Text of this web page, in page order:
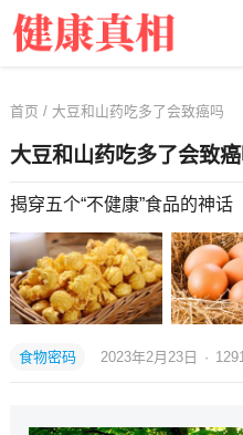
首页 / 大豆和山药吃多了会致癌吗
大豆和山药吃多了会致
揭穿五个“不健康”食品的神话
食物密码 2023年2月23日 · 1291